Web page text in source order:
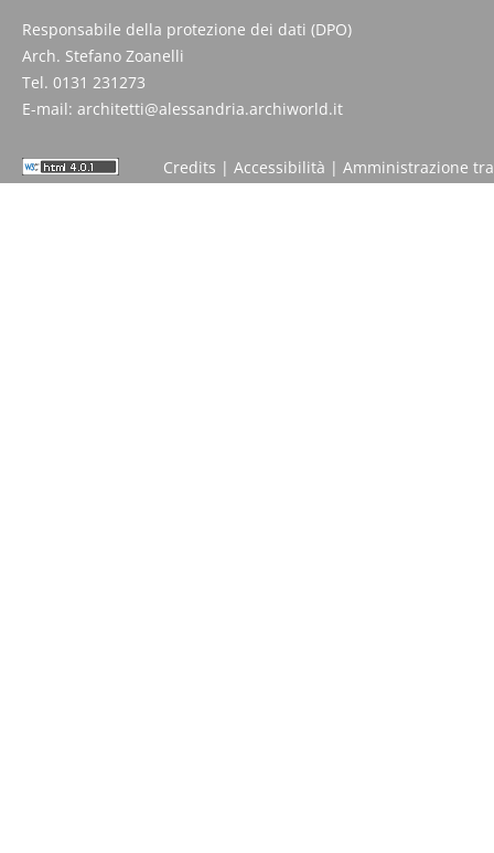
Responsabile della protezione dei dati (DPO)
Arch. Stefano Zoanelli
Tel. 0131 231273
E-mail: architetti@alessandria.archiworld.it
Credits | Accessibilità | Amministrazione